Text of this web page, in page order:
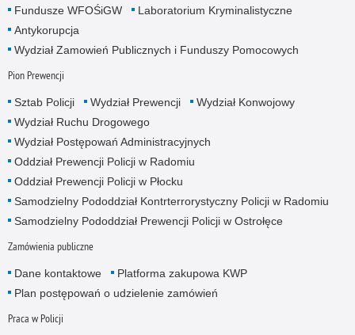
Fundusze WFOŚiGW
Laboratorium Kryminalistyczne
Antykorupcja
Wydział Zamowień Publicznych i Funduszy Pomocowych
Pion Prewencji
Sztab Policji Wydział Prewencji
Wydział Konwojowy
Wydział Ruchu Drogowego
Wydział Postępowań Administracyjnych
Oddział Prewencji Policji w Radomiu
Oddział Prewencji Policji w Płocku
Samodzielny Pododdział Kontrterrorystyczny Policji w Radomiu
Samodzielny Pododdział Prewencji Policji w Ostrołęce
Zamówienia publiczne
Dane kontaktowe
Platforma zakupowa KWP
Plan postępowań o udzielenie zamówień
Praca w Policji